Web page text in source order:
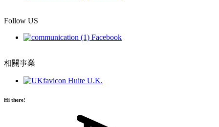
Follow US
Facebook
相關事業
Huite U.K.
Hi there!